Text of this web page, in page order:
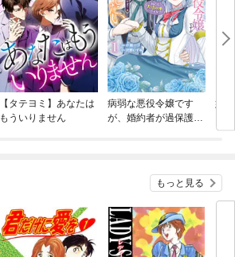
【タテヨミ】あなたは
もういりません
病弱な悪役令嬢です
が、婚約者が過保護す
妹
もっと見る